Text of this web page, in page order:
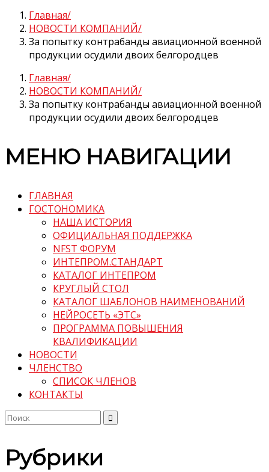
Главная
НОВОСТИ КОМПАНИЙ
За попытку контрабанды авиационной военной
продукции осудили двоих белгородцев
Главная
НОВОСТИ КОМПАНИЙ
За попытку контрабанды авиационной военной
продукции осудили двоих белгородцев
МЕНЮ НАВИГАЦИИ
ГЛАВНАЯ
ГОСТОНОМИКА
НАША ИСТОРИЯ
ОФИЦИАЛЬНАЯ ПОДДЕРЖКА
NFST ФОРУМ
ИНТЕПРОМ.СТАНДАРТ
КАТАЛОГ ИНТЕПРОМ
КРУГЛЫЙ СТОЛ
КАТАЛОГ ШАБЛОНОВ НАИМЕНОВАНИЙ
НЕЙРОСЕТЬ «ЭТС»
ПРОГРАММА ПОВЫШЕНИЯ
КВАЛИФИКАЦИИ
НОВОСТИ
ЧЛЕНСТВО
СПИСОК ЧЛЕНОВ
КОНТАКТЫ
Поиск
Рубрики